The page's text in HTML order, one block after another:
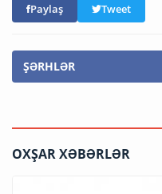
Paylaş Tweet
ŞƏRHLƏR
OXŞAR XƏBƏRLƏR